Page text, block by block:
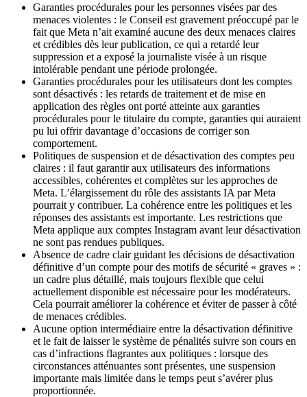
Garanties procédurales pour les personnes visées par des
menaces violentes : le Conseil est gravement préoccupé par le
fait que Meta n’ait examiné aucune des deux menaces claires
et crédibles dès leur publication, ce qui a retardé leur
suppression et a exposé la journaliste visée à un risque
intolérable pendant une période prolongée.
Garanties procédurales pour les utilisateurs dont les comptes
sont désactivés : les retards de traitement et de mise en
application des règles ont porté atteinte aux garanties
procédurales pour le titulaire du compte, garanties qui auraient
pu lui offrir davantage d’occasions de corriger son
comportement.
Politiques de suspension et de désactivation des comptes peu
claires : il faut garantir aux utilisateurs des informations
accessibles, cohérentes et complètes sur les approches de
Meta. L’élargissement du rôle des assistants IA par Meta
pourrait y contribuer. La cohérence entre les politiques et les
réponses des assistants est importante. Les restrictions que
Meta applique aux comptes Instagram avant leur désactivation
ne sont pas rendues publiques.
Absence de cadre clair guidant les décisions de désactivation
définitive d’un compte pour des motifs de sécurité « graves » :
un cadre plus détaillé, mais toujours flexible que celui
actuellement disponible est nécessaire pour les modérateurs.
Cela pourrait améliorer la cohérence et éviter de passer à côté
de menaces crédibles.
Aucune option intermédiaire entre la désactivation définitive
et le fait de laisser le système de pénalités suivre son cours en
cas d’infractions flagrantes aux politiques : lorsque des
circonstances atténuantes sont présentes, une suspension
importante mais limitée dans le temps peut s’avérer plus
proportionnée.